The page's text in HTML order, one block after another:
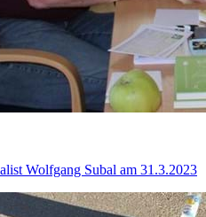
Wolfgang Subal am 31.3.2023